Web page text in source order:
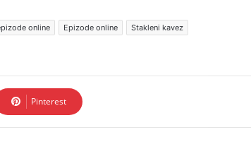
online Epizode online
Stakleni kavez
Pinterest